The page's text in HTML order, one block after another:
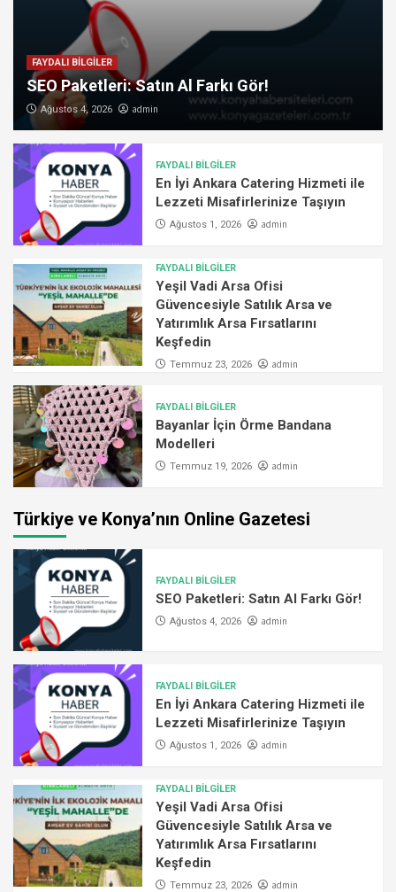
FAYDALI BİLGİLER
SEO Paketleri: Satın Al Farkı Gör!
Ağustos 4, 2026 admin
FAYDALI BİLGİLER
En İyi Ankara Catering Hizmeti ile
Lezzeti Misafirlerinize Taşıyın
Ağustos 1, 2026 admin
FAYDALI BİLGİLER
Yeşil Vadi Arsa Ofisi
Güvencesiyle Satılık Arsa ve
Yatırımlık Arsa Fırsatlarını
Keşfedin
Temmuz 23, 2026 admin
FAYDALI BİLGİLER
Bayanlar İçin Örme Bandana
Modelleri
Temmuz 19, 2026 admin
Türkiye ve Konya’nın Online Gazetesi
FAYDALI BİLGİLER
SEO Paketleri: Satın Al Farkı Gör!
Ağustos 4, 2026 admin
FAYDALI BİLGİLER
En İyi Ankara Catering Hizmeti ile
Lezzeti Misafirlerinize Taşıyın
Ağustos 1, 2026 admin
FAYDALI BİLGİLER
Yeşil Vadi Arsa Ofisi
Güvencesiyle Satılık Arsa ve
Yatırımlık Arsa Fırsatlarını
Keşfedin
Temmuz 23, 2026 admin